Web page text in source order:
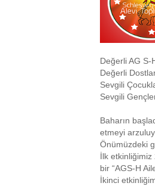
Değerli AG S-
Değerli
Sevgili
Sevgili
Baharın
etmeyi
Önümüzdeki
İlk etkinliğimiz
bir “AGS-H
İkinci